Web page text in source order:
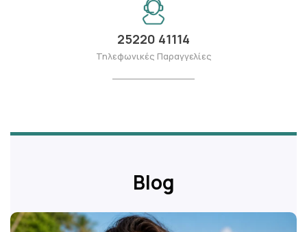
25220 41114
Τηλεφωνικές Παραγγελίες
Blog